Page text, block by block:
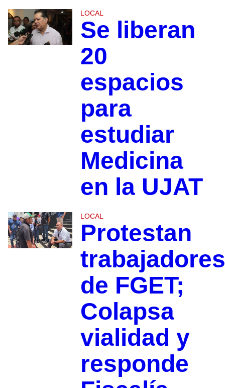
LOCAL
Se liberan
20
espacios
para
estudiar
Medicina
en la UJAT
LOCAL
Protestan
trabajadores
de FGET;
Colapsa
vialidad y
responde